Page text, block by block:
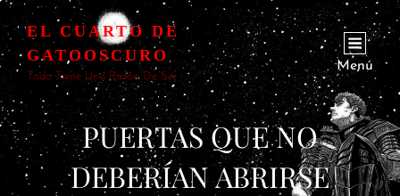
EL CUARTO DE
GATOOSCURO
Todo Tiene Una Razón De Ser
Menú
PUERTAS QUE NO
DEBERÍAN ABRIRSE